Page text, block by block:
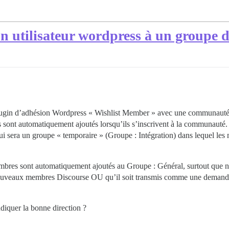
utilisateur wordpress à un groupe
d’adhésion Wordpress « Wishlist Member » avec une
automatiquement ajoutés lorsqu’ils s’inscrivent à la
sera un groupe « temporaire » (Groupe : Intégration) dans lequel les
sont automatiquement ajoutés au Groupe : Général, surtout
membres Discourse OU qu’il soit transmis comme une
la bonne direction ?